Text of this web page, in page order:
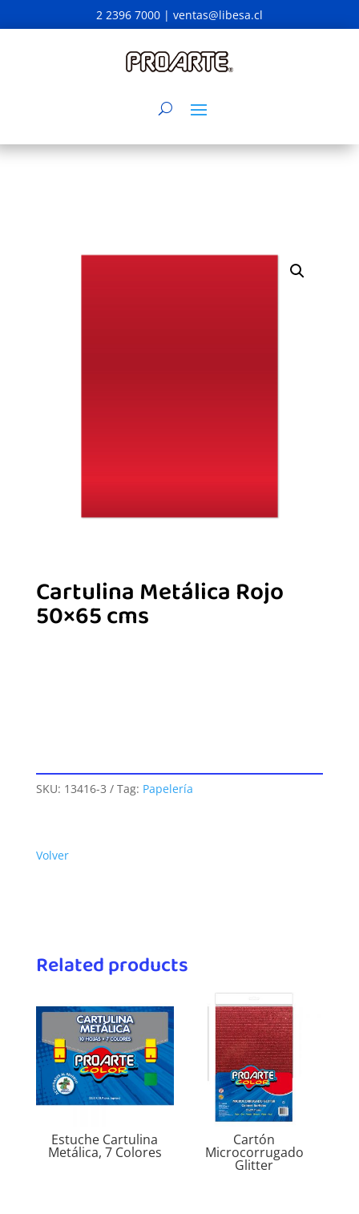
2 2396 7000 | ventas@libesa.cl
Cartulina Metálica Rojo
50×65 cms
SKU: 13416-3 Tag: Papelería
Volver
Related products
Estuche Cartulina
Metálica, 7 Colores
Cartón
Microcorrugado
Glitter